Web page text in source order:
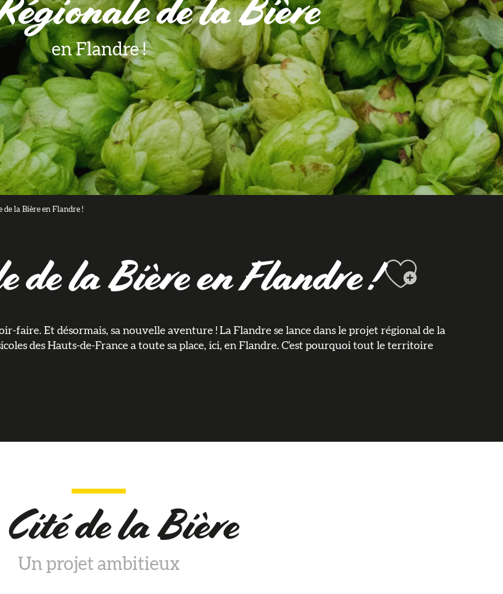
de la Bière
en Flandre !
de la Bière en Flandre !
de la Bière en Flandre !Ajouter
faire. Et désormais, sa nouvelle aventure ! La Flandre se lance dans le projet régional de la
des Hauts-de-France a toute sa place, ici, en Flandre. C’est pourquoi tout le territoire
de la Bière
Un projet ambitieux